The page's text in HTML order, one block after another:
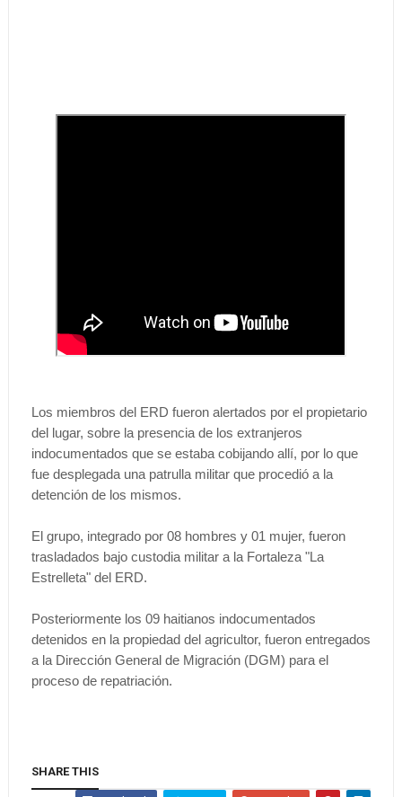
Los miembros del ERD fueron alertados por el propietario
del lugar, sobre la presencia de los extranjeros
indocumentados que se estaba cobijando allí, por lo que
fue desplegada una patrulla militar que procedió a la
detención de los mismos.
El grupo, integrado por 08 hombres y 01 mujer, fueron
trasladados bajo custodia militar a la Fortaleza "La
Estrelleta" del ERD.
Posteriormente los 09 haitianos indocumentados
detenidos en la propiedad del agricultor, fueron entregados
a la Dirección General de Migración (DGM) para el
proceso de repatriación.
SHARE THIS